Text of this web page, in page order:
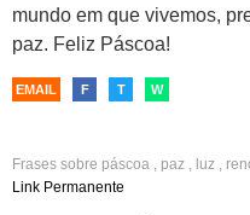
mundo em que vivemos,
paz. Feliz Páscoa!
EMAIL F T W
Frases sobre páscoa paz luz
Link Permanente